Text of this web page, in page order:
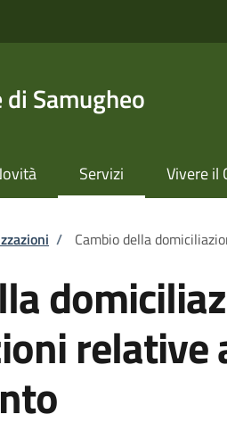
di Samugheo
Servizi Vivere il
/ Cambio della
relative